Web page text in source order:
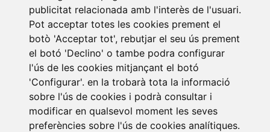
publicitat relacionada amb l'interès de l'usuari.
Pot acceptar totes les cookies prement el
botò 'Acceptar tot', rebutjar el seu ús prement
el botó 'Declino' o tambe podra configurar
l'ús de les cookies mitjançant el botó
'Configurar'. en la trobarà tota la informació
sobre l'ús de cookies i podrà consultar i
modificar en qualsevol moment les seves
preferències sobre l'ús de cookies analítiques.
Subscriure a la
newsletter